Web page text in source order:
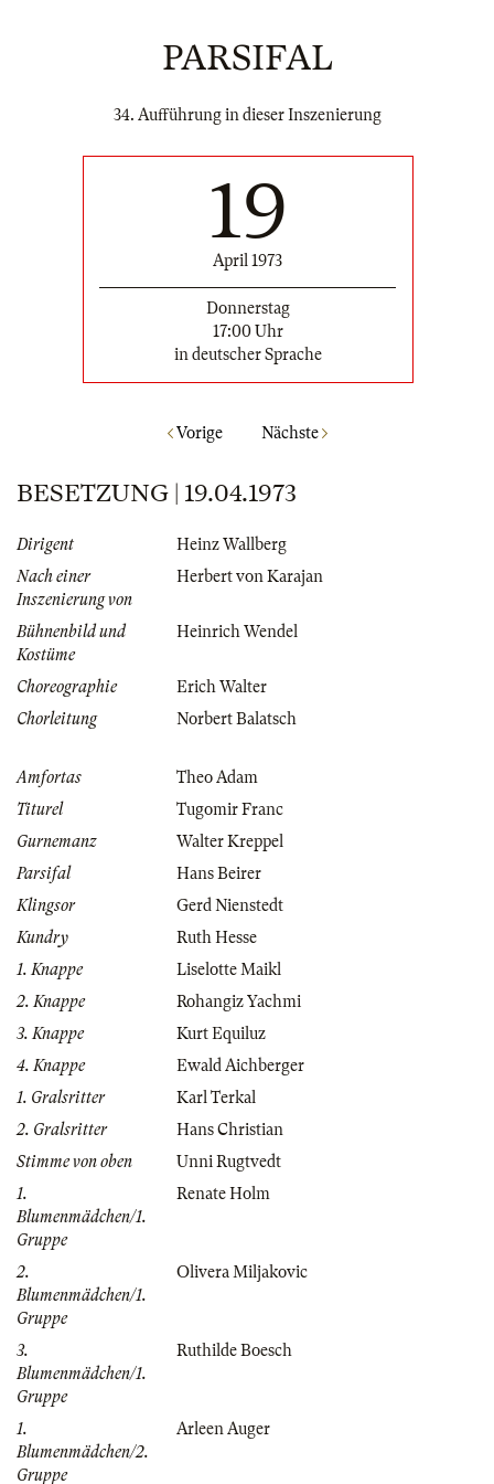
PARSIFAL
34. Aufführung in dieser Inszenierung
19
April 1973
Donnerstag
17:00 Uhr
in deutscher Sprache
Vorige Nächste
BESETZUNG | 19.04.1973
Dirigent
Heinz Wallberg
Nach einer
Inszenierung von
Herbert von Karajan
Bühnenbild und
Kostüme
Heinrich Wendel
Choreographie
Erich Walter
Chorleitung
Norbert Balatsch
Amfortas
Theo Adam
Titurel
Tugomir Franc
Gurnemanz
Walter Kreppel
Parsifal
Hans Beirer
Klingsor
Gerd Nienstedt
Kundry
Ruth Hesse
1. Knappe
Liselotte Maikl
2. Knappe
Rohangiz Yachmi
3. Knappe
Kurt Equiluz
4. Knappe
Ewald Aichberger
1. Gralsritter
Karl Terkal
2. Gralsritter
Hans Christian
Stimme von oben
Unni Rugtvedt
1.
Blumenmädchen/1.
Gruppe
Renate Holm
2.
Blumenmädchen/1.
Gruppe
Olivera Miljakovic
3.
Blumenmädchen/1.
Gruppe
Ruthilde Boesch
1.
Blumenmädchen/2.
Gruppe
Arleen Auger